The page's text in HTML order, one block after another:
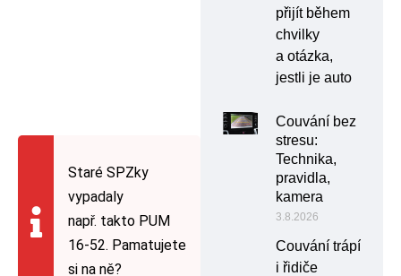
Staré SPZky
vypadaly
např. takto PUM
16-52. Pamatujete
si na ně?
přijít během
chvilky
a otázka,
jestli je auto
Couvání bez
stresu:
Technika,
pravidla,
kamera
3.8.2026
Couvání trápí
i řidiče